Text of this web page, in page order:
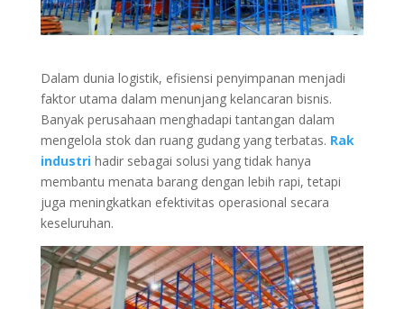
Dalam dunia logistik, efisiensi penyimpanan menjadi
faktor utama dalam menunjang kelancaran bisnis.
Banyak perusahaan menghadapi tantangan dalam
mengelola stok dan ruang gudang yang terbatas. Rak
industri hadir sebagai solusi yang tidak hanya
membantu menata barang dengan lebih rapi, tetapi
juga meningkatkan efektivitas operasional secara
keseluruhan.